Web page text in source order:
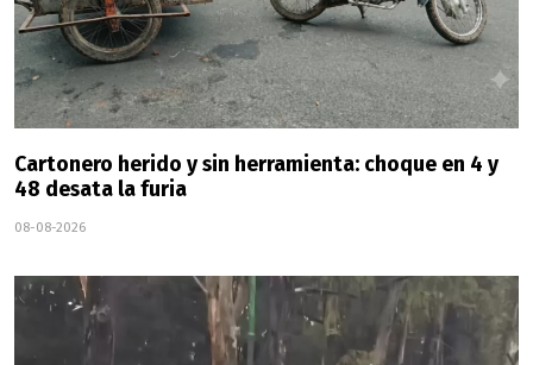
Cartonero herido y sin herramienta: choque en 4 y
48 desata la furia
08-08-2026